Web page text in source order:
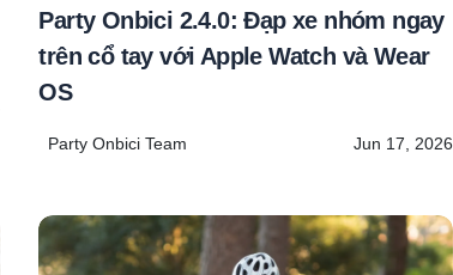
Party Onbici 2.4.0: Đạp xe nhóm ngay
trên cổ tay với Apple Watch và Wear
OS
Party Onbici Team Jun 17, 2026